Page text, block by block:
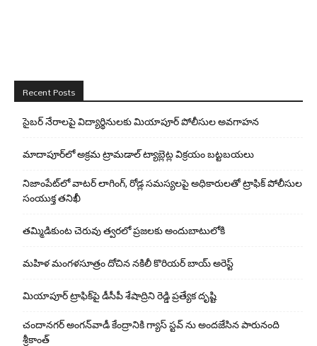
Recent Posts
సైబర్ నేరాలపై విద్యార్థినులకు మియాపూర్ పోలీసుల అవగాహన
మాదాపూర్‌లో అక్రమ ట్రామడాల్ ట్యాబ్లెట్ల విక్రయం బట్టబయలు
నిజాంపేట్‌లో వాటర్ లాగింగ్, రోడ్ల సమస్యలపై అధికారులతో ట్రాఫిక్ పోలీసుల
సంయుక్త తనిఖీ
తమ్మిడికుంట చెరువు త్వరలో ప్రజలకు అందుబాటులోకి
మహిళ మంగళసూత్రం దోచిన నకిలీ కొరియర్ బాయ్ అరెస్ట్
మియాపూర్ ట్రాఫిక్‌పై డీసీపీ శేషాద్రిని రెడ్డి ప్రత్యేక దృష్టి
చందానగర్ అంగన్‌వాడీ కేంద్రానికి గ్యాస్ స్టవ్ ను అందజేసిన పారునంది
శ్రీకాంత్